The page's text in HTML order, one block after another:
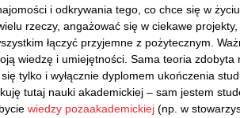
i odkrywania tego, co chce się w
rzeczy, angażować się w ciekawe
łączyć przyjemne z pożytecznym.
wiedzę i umiejętności. Sama teoria zdobyta
tylko i wyłącznie dyplomem ukończenia
tutaj nauki akademickiej – sam jestem
wiedzy pozaakademickiej (np. w